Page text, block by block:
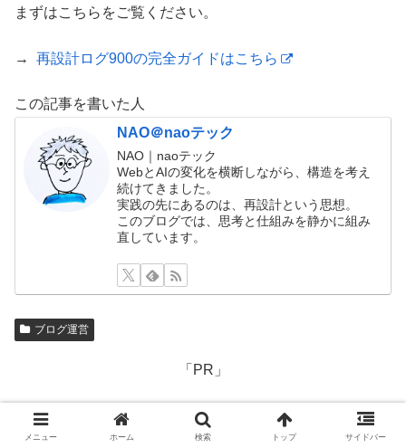
まずはこちらをご覧ください。
→ 再設計ログ900の完全ガイドはこちら
この記事を書いた人
NAO＠naoテック
NAO｜naoテック
WebとAIの変化を横断しながら、構造を考え
続けてきました。
実践の先にあるのは、再設計という思想。
このブログでは、思考と仕組みを静かに組み
直しています。
ブログ運営
「PR」
メニュー ホーム 検索 トップ サイドバー